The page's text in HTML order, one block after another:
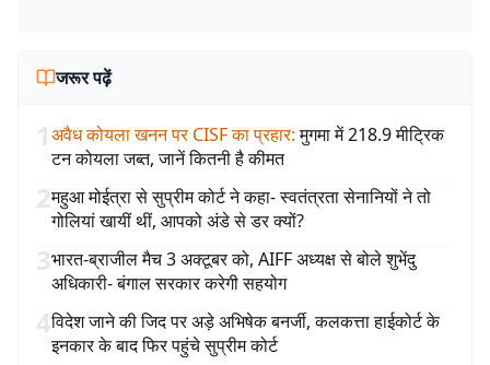
जरूर पढ़ें
1अवैध कोयला खनन पर CISF का प्रहार: मुगमा में 218.9 मीट्रिक
टन कोयला जब्त, जानें कितनी है कीमत
2महुआ मोईत्रा से सुप्रीम कोर्ट ने कहा- स्वतंत्रता सेनानियों ने तो
गोलियां खायीं थीं, आपको अंडे से डर क्यों?
3भारत-ब्राजील मैच 3 अक्टूबर को, AIFF अध्यक्ष से बोले शुभेंदु
अधिकारी- बंगाल सरकार करेगी सहयोग
4विदेश जाने की जिद पर अड़े अभिषेक बनर्जी, कलकत्ता हाईकोर्ट के
इनकार के बाद फिर पहुंचे सुप्रीम कोर्ट